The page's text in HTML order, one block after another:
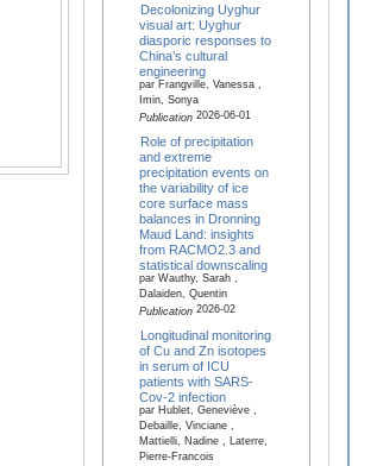
Decolonizing Uyghur
visual art: Uyghur
diasporic responses to
China’s cultural
engineering
par Frangville, Vanessa ,
Imin, Sonya
Publication2026-06-01
Role of precipitation
and extreme
precipitation events on
the variability of ice
core surface mass
balances in Dronning
Maud Land: insights
from RACMO2.3 and
statistical downscaling
par Wauthy, Sarah ,
Dalaiden, Quentin
Publication2026-02
Longitudinal monitoring
of Cu and Zn isotopes
in serum of ICU
patients with SARS-
Cov-2 infection
par Hublet, Geneviève ,
Debaille, Vinciane ,
Mattielli, Nadine , Laterre,
Pierre-Francois